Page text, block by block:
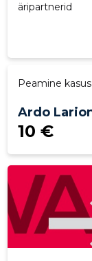
äripartnerid
Peamine
Ardo
10 €